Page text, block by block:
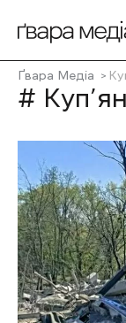
Ґвара Медіа
#